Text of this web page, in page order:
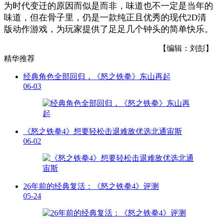
为时代变迁的原因而似是而非，味道也不一定是当年的
味道，但在骨子里，仍是一款纯正且优秀的现代2D清
版动作游戏，为玩家提供了足足几个钟头的简单快乐。
【编辑：刘彭】
精华推荐
经典角色全部回归，《怒之铁拳》东山再起
06-03
《怒之铁拳4》想要轻松击退难敌优选北通宙斯
06-02
26年前的经典复活：《怒之铁拳4》评测
05-24